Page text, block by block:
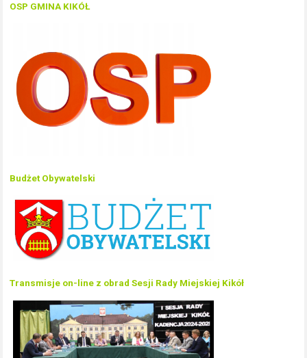
OSP GMINA KIKÓŁ
Budżet Obywatelski
Transmisje on-line z obrad Sesji Rady Miejskiej Kikół